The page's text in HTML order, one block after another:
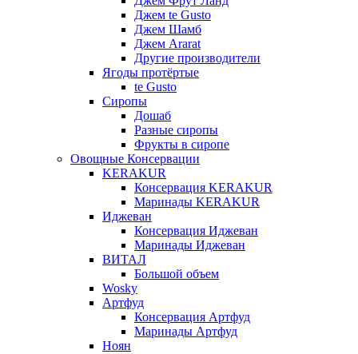
Джем te Gusto
Джем Шамб
Джем Ararat
Другие производители
Ягоды протёртые
te Gusto
Сиропы
Дошаб
Разные сиропы
Фрукты в сиропе
Овощные Консервации
KERAKUR
Консервация KERAKUR
Маринады KERAKUR
Иджеван
Консервация Иджеван
Маринады Иджеван
ВИТАЛ
Большой объем
Wosky
Артфуд
Консервация Артфуд
Маринады Артфуд
Ноян